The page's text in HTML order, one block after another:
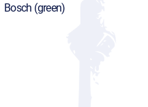
Bosch (green)